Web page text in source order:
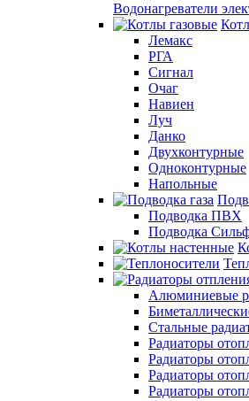
Водонагреватели
Лемакс
РГА
Сигнал
Очаг
Навиен
Луч
Данко
Двухконтурные
Одноконтурные
Напольные
Подводка ПВХ
Подводка
Алюминиевые
Стальные
Радиаторы
Радиаторы
Радиаторы
Радиаторы